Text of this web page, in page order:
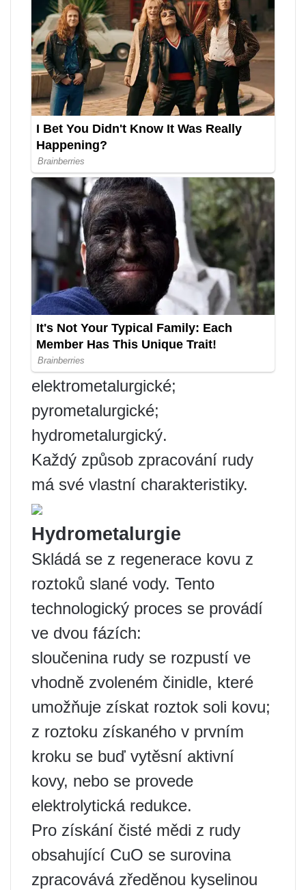
elektrometalurgické;
pyrometalurgické;
hydrometalurgický.
Každý způsob zpracování rudy
má své vlastní charakteristiky.
Hydrometalurgie
Skládá se z regenerace kovu z
roztoků slané vody. Tento
technologický proces se provádí
ve dvou fázích:
sloučenina rudy se rozpustí ve
vhodně zvoleném činidle, které
umožňuje získat roztok soli kovu;
z roztoku získaného v prvním
kroku se buď vytěsní aktivní
kovy, nebo se provede
elektrolytická redukce.
Pro získání čisté mědi z rudy
obsahující CuO se surovina
zpracovává zředěnou kyselinou